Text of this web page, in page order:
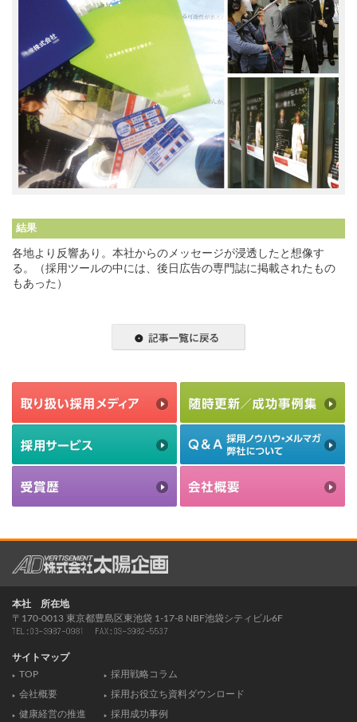
結果
各地より反響あり。本社からのメッセージが浸透したと想像す
る。（採用ツールの中には、後日広告の専門誌に掲載されたもの
もあった）
本社 所在地
〒170-0013 東京都豊島区東池袋 1-17-8 NBF池袋シティビル6F
サイトマップ
TOP
会社概要
健康経営の推進
採用戦略コラム
採用お役立ち資料ダウンロード
採用成功事例